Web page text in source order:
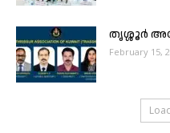
തൃശ്ശൂർ
February 15,